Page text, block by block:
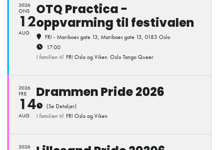
2026
ONS
12
AUG
OTQ Practica -
oppvarming til festivalen
FRI - Mariboes gate 13, Mariboes gate 13, 0183 Oslo
17:00
I familien til FRI Oslo og Viken Oslo Tango Queer
2026
FRE
14
AUG
Drammen Pride 2026
(Se Detaljer)
I familien til FRI Oslo og Viken
2026